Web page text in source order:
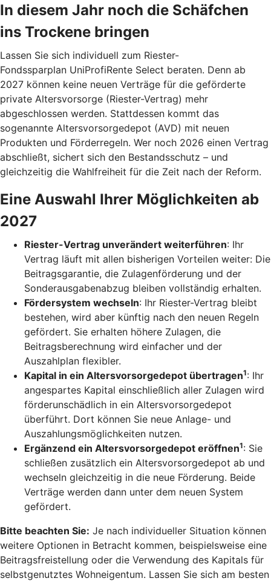
In diesem Jahr noch die Schäfchen
ins Trockene bringen
Lassen Sie sich individuell zum Riester-
Fondssparplan UniProfiRente Select beraten. Denn ab
2027 können keine neuen Verträge für die geförderte
private Altersvorsorge (Riester-Vertrag) mehr
abgeschlossen werden. Stattdessen kommt das
sogenannte Altersvorsorgedepot (AVD) mit neuen
Produkten und Förderregeln. Wer noch 2026 einen Vertrag
abschließt, sichert sich den Bestandsschutz – und
gleichzeitig die Wahlfreiheit für die Zeit nach der Reform.
Eine Auswahl Ihrer Möglichkeiten ab
2027
Riester-Vertrag unverändert weiterführen: Ihr
Vertrag läuft mit allen bisherigen Vorteilen weiter: Die
Beitragsgarantie, die Zulagenförderung und der
Sonderausgabenabzug bleiben vollständig erhalten.
Fördersystem wechseln: Ihr Riester-Vertrag bleibt
bestehen, wird aber künftig nach den neuen Regeln
gefördert. Sie erhalten höhere Zulagen, die
Beitragsberechnung wird einfacher und der
Auszahlplan flexibler.
Kapital in ein Altersvorsorgedepot übertragen1: Ihr
angespartes Kapital einschließlich aller Zulagen wird
förderunschädlich in ein Altersvorsorgedepot
überführt. Dort können Sie neue Anlage- und
Auszahlungsmöglichkeiten nutzen.
Ergänzend ein Altersvorsorgedepot eröffnen1: Sie
schließen zusätzlich ein Altersvorsorgedepot ab und
wechseln gleichzeitig in die neue Förderung. Beide
Verträge werden dann unter dem neuen System
gefördert.
Bitte beachten Sie: Je nach individueller Situation können
weitere Optionen in Betracht kommen, beispielsweise eine
Beitragsfreistellung oder die Verwendung des Kapitals für
selbstgenutztes Wohneigentum. Lassen Sie sich am besten